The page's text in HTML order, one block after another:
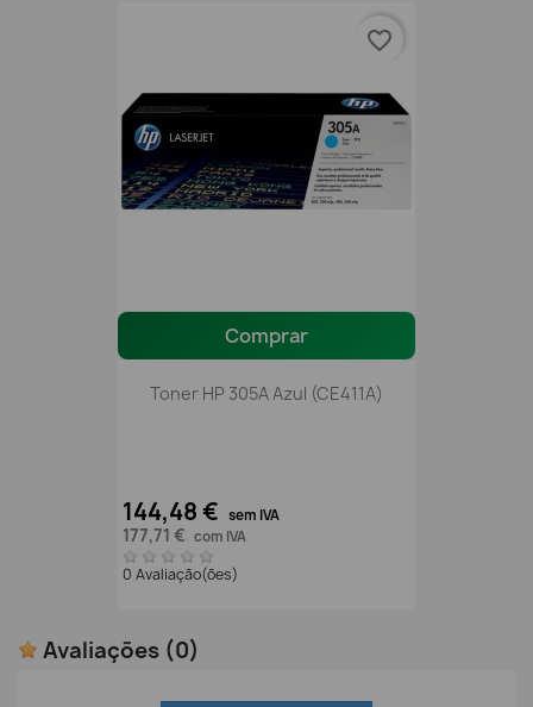
Comprar
Toner HP 305A Azul (CE411A)
144,48 € sem IVA
177,71 € com IVA
0 Avaliação(ões)
favorite_border
Avaliações (0)